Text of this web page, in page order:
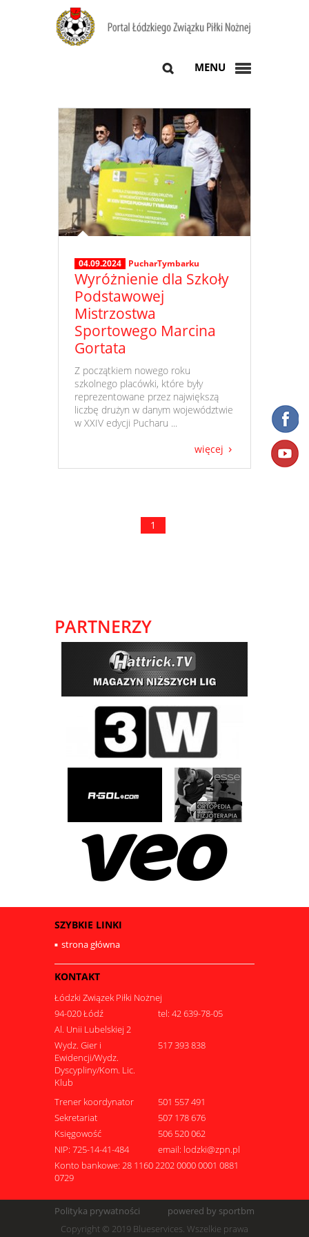
MENU
04.09.2024 PucharTymbarku
Wyróżnienie dla Szkoły
Podstawowej
Mistrzostwa
Sportowego Marcina
Gortata
​ Z początkiem nowego roku
szkolnego placówki, które były
reprezentowane przez największą
liczbę drużyn w danym województwie
w XXIV edycji Pucharu ...
więcej
1
PARTNERZY
SZYBKIE LINKI
strona główna
KONTAKT
Łódzki Związek Piłki Nożnej
94-020 Łódź
tel: 42 639-78-05
Al. Unii Lubelskiej 2
Wydz. Gier i
Ewidencji/Wydz.
Dyscypliny/Kom. Lic.
Klub
517 393 838
Trener koordynator
501 557 491
Sekretariat
507 178 676
Księgowość
506 520 062
NIP: 725-14-41-484
email: lodzki@zpn.pl
Konto bankowe: 28 1160 2202 0000 0001 0881
0729
Polityka prywatności
powered by sportbm
Copyright © 2019 Blueservices. Wszelkie prawa